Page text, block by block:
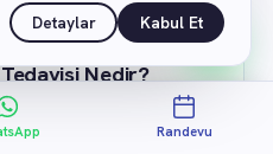
Nedir?
çalışma prensibini,Randevu
Detaylar Kabul Et